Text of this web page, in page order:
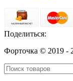
Поделиться:
Форточка © 2019 -